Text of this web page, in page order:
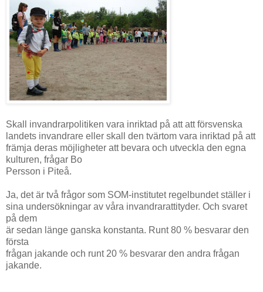
Skall invandrarpolitiken vara inriktad på att att försvenska
landets invandrare eller skall den tvärtom vara inriktad på att
främja deras möjligheter att bevara och utveckla den egna
kulturen, frågar Bo
Persson i Piteå.
Ja, det är två frågor som SOM-institutet regelbundet ställer i
sina undersökningar av våra invandrarattityder. Och svaret
på dem
är sedan länge ganska konstanta. Runt 80 % besvarar den
första
frågan jakande och runt 20 % besvarar den andra frågan
jakande.